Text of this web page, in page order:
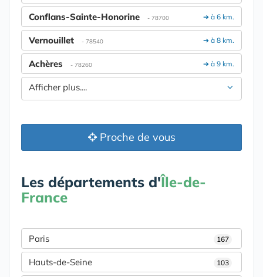
➔ à 6 km.
Conflans-Sainte-Honorine - 78700
➔ à 8 km.
Vernouillet - 78540
➔ à 9 km.
Achères - 78260
Afficher plus....
Proche de vous
Les départements d'Île-de-
France
Paris 167
Hauts-de-Seine 103